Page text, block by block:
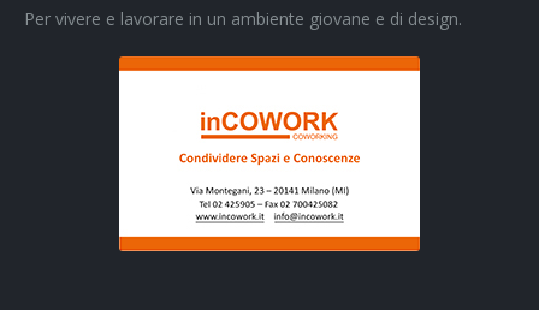
Per vivere e lavorare in un ambiente giovane e di design.